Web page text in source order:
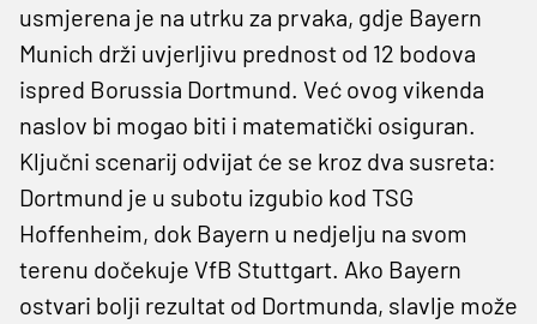
usmjerena je na utrku za prvaka, gdje Bayern
Munich drži uvjerljivu prednost od 12 bodova
ispred Borussia Dortmund. Već ovog vikenda
naslov bi mogao biti i matematički osiguran.
Ključni scenarij odvijat će se kroz dva susreta:
Dortmund je u subotu izgubio kod TSG
Hoffenheim, dok Bayern u nedjelju na svom
terenu dočekuje VfB Stuttgart. Ako Bayern
ostvari bolji rezultat od Dortmunda, slavlje može